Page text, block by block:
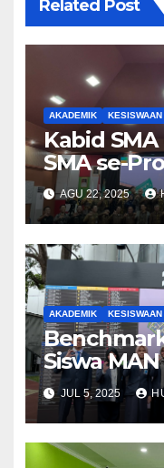
Related Post
AKADEMIK KESISWAAN
Kabid
SMA se-
Studi Tiru
AGU 22, 2025
AKADEMIK KESISWAAN
Siswa
Institute of
Jepang
JUL 5, 2025